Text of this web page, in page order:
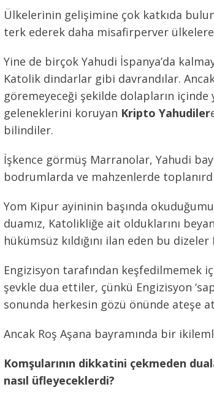
Ülkelerinin gelişimine çok katkıda
terk ederek daha misafirperver
Yine de birçok Yahudi İspanya’da
Katolik dindarlar gibi davrandılar.
göremeyeceği şekilde dolapların içinde
geleneklerini koruyan Kripto Yahudiler
bilindiler.
İşkence görmüş Marranolar, Yahudi
bodrumlarda ve mahzenlerde
Yom Kipur ayininin başında
duamız, Katolikliğe ait olduklarını
hükümsüz kıldığını ilan eden bu
Engizisyon tarafından keşfedilmemek
şevkle dua ettiler, çünkü Engizisyon
sonunda herkesin gözü önünde ateşe
Ancak Roş Aşana bayramında bir
Komşularının dikkatini çekmeden
nasıl üfleyeceklerdi?